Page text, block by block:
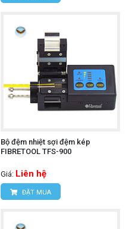
Bộ đệm nhiệt sợi đệm kép
FIBRETOOL TFS-900
Giá: Liên hệ
ĐẶT MUA